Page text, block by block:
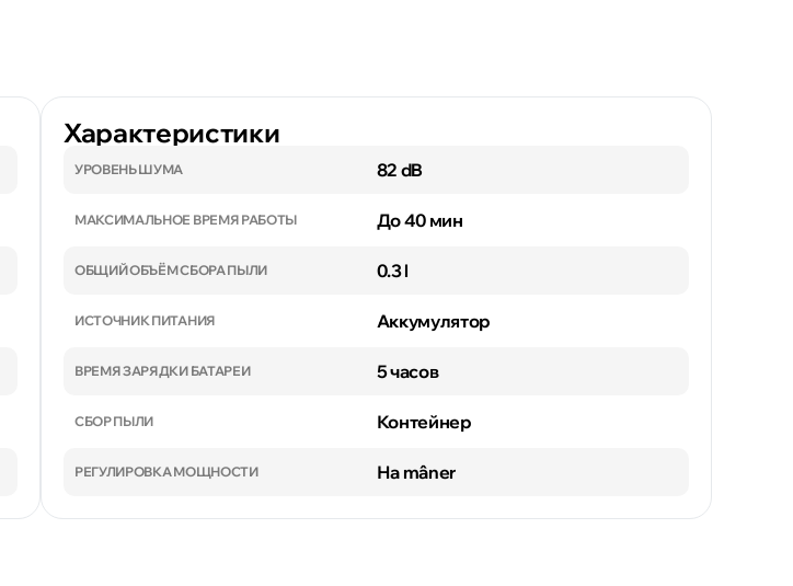
Характеристики
УРОВЕНЬ ШУМА 82 dB
МАКСИМАЛЬНОЕ ВРЕМЯ РАБОТЫ До 40 мин
ОБЩИЙ ОБЪЁМ СБОРА ПЫЛИ 0.3 l
ИСТОЧНИК ПИТАНИЯ Аккумулятор
ВРЕМЯ ЗАРЯДКИ БАТАРЕИ 5 часов
СБОР ПЫЛИ Контейнер
РЕГУЛИРОВКА МОЩНОСТИ На mâner